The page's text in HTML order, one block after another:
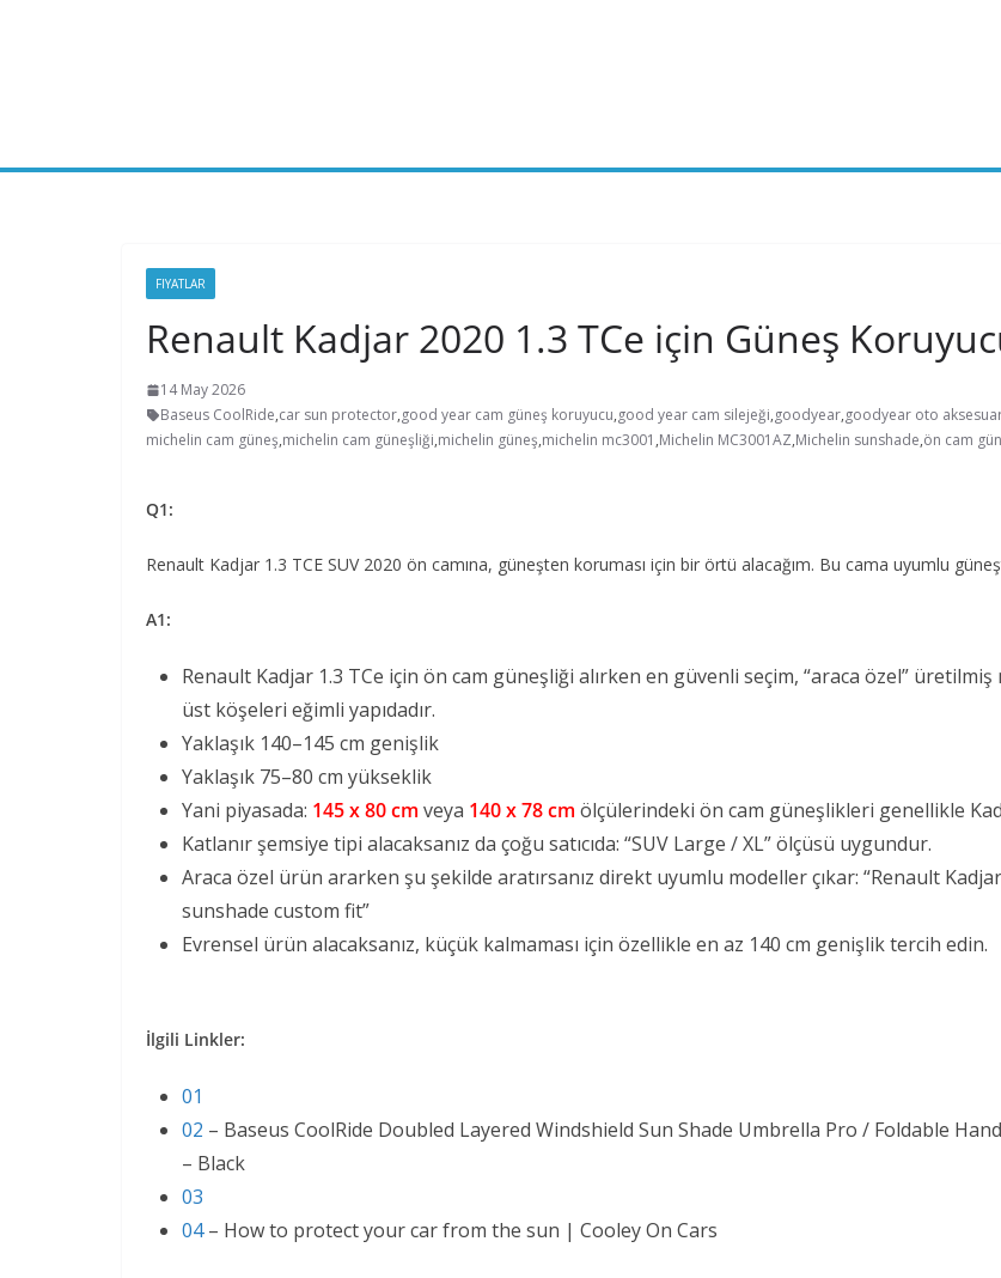
FIYATLAR
Renault Kadjar 2020 1.3 TCe için Güneş
14 May 2026
Baseus CoolRide,car sun protector,good year cam güneş koruyucu,good year cam silejeği,goodyear,goodyear oto
michelin cam güneş,michelin cam güneşliği,michelin güneş,michelin mc3001 ,Michelin MC3001AZ,Michelin sunshade,ön cam
Q1:
Renault Kadjar 1.3 TCE SUV 2020 ön camına, güneşten koruması için bir örtü alacağım. Bu cama uyumlu
A1:
Renault Kadjar 1.3 TCe için ön cam güneşliği alırken en güvenli seçim, “araca özel” üretilmiş
üst köşeleri eğimli yapıdadır.
Yaklaşık 140–145 cm genişlik
Yaklaşık 75–80 cm yükseklik
Yani piyasada: 145 x 80 cm veya 140 x 78 cm ölçülerindeki ön cam güneşlikleri genellikle
Katlanır şemsiye tipi alacaksanız da çoğu satıcıda: “SUV Large / XL” ölçüsü uygundur.
Araca özel ürün ararken şu şekilde aratırsanız direkt uyumlu modeller çıkar: “Renault
sunshade custom fit”
Evrensel ürün alacaksanız, küçük kalmaması için özellikle en az 140 cm genişlik tercih edin.
İlgili Linkler:
01
02 – Baseus CoolRide Doubled Layered Windshield Sun Shade Umbrella Pro / Foldable
– Black
03
04– How to protect your car from the sun | Cooley On Cars